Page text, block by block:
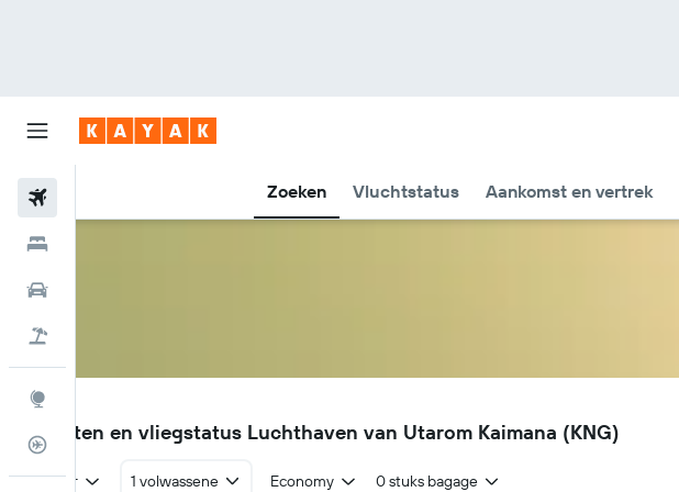
Zoeken Vluchtstatus Aankomst en vertrek
Vluchtstatus info
KNG
Vluchten en vliegstatus Luchthaven van Utarom Kaimana (KNG)
Retour 1 volwassene Economy 0 stuks bagage